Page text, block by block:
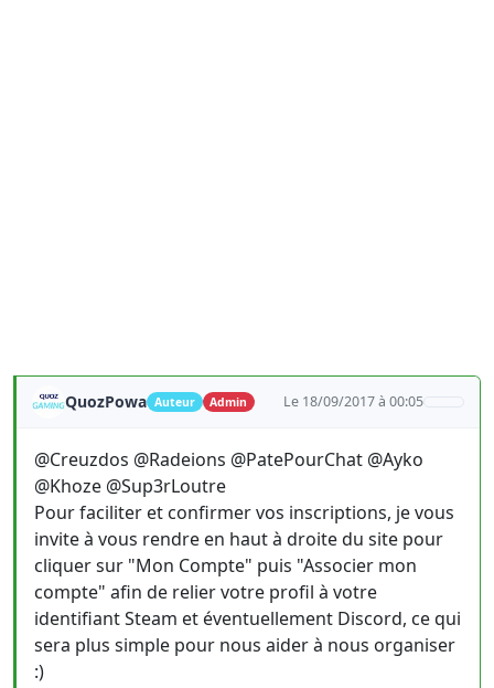
QuozPowa Auteur Admin Le 18/09/2017 à 00:05
@Creuzdos @Radeions @PatePourChat @Ayko
@Khoze @Sup3rLoutre
Pour faciliter et confirmer vos inscriptions, je vous
invite à vous rendre en haut à droite du site pour
cliquer sur "Mon Compte" puis "Associer mon
compte" afin de relier votre profil à votre
identifiant Steam et éventuellement Discord, ce qui
sera plus simple pour nous aider à nous organiser
:)